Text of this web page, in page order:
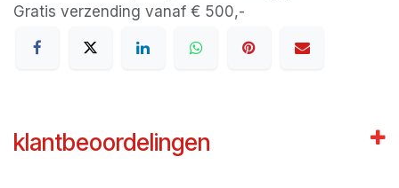
Gratis verzending vanaf € 500,-
klantbeoordelingen